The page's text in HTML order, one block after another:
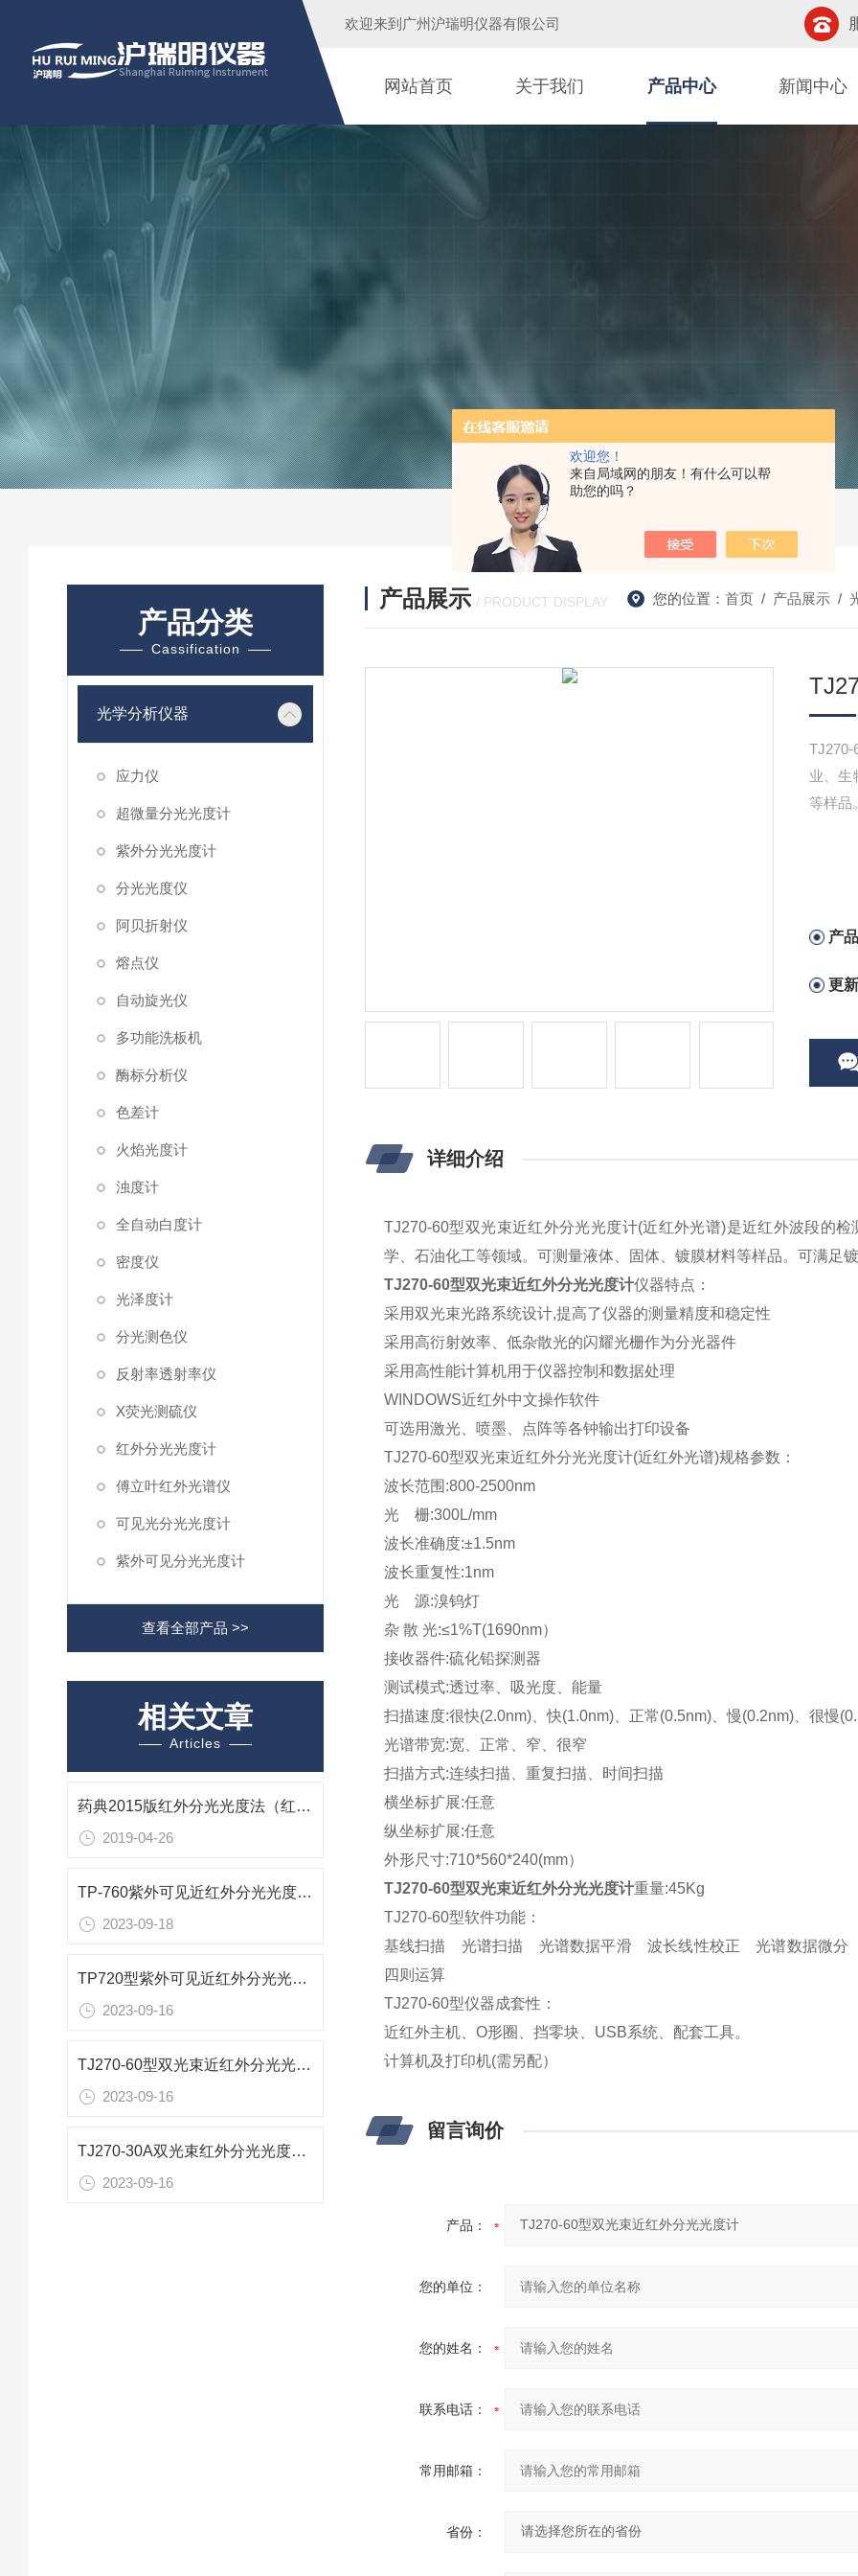
欢迎您！
来自局域网的朋友！有什么可以帮
助您的吗？
欢迎来到广州沪瑞明仪器有限公司
网站首页 关于我们 产品中心 新闻中心
产品分类
Cassification
光学分析仪器
应力仪
超微量分光光度计
紫外分光光度计
分光光度仪
阿贝折射仪
熔点仪
自动旋光仪
多功能洗板机
酶标分析仪
色差计
火焰光度计
浊度计
全自动白度计
密度仪
光泽度计
分光测色仪
反射率透射率仪
X荧光测硫仪
红外分光光度计
傅立叶红外光谱仪
可见光分光光度计
紫外可见分光光度计
查看全部产品 >>
相关文章
Articles
药典2015版红外分光光度法（红外分光光度计）
2019-04-26
TP-760紫外可见近红外分光光度计参数
2023-09-18
TP720型紫外可见近红外分光光度计技术参数
2023-09-16
TJ270-60型双光束近红外分光光度计技术参数
2023-09-16
TJ270-30A双光束红外分光光度计技术参数
2023-09-16
产品展示 / PRODUCT DISPLAY 您的位置： 首页/ 产品展示/
TJ270-
业、生
等样品
产
更
详细介绍
TJ270-60型双光束近红外分光光度计(近红外光谱)是近红外波段的
学、石油化工等领域。可测量液体、固体、镀膜材料等样品。可满足
TJ270-60型双光束近红外分光光度计仪器特点：
采用双光束光路系统设计,提高了仪器的测量精度和稳定性
采用高衍射效率、低杂散光的闪耀光栅作为分光器件
采用高性能计算机用于仪器控制和数据处理
WINDOWS近红外中文操作软件
可选用激光、喷墨、点阵等各钟输出打印设备
TJ270-60型双光束近红外分光光度计(近红外光谱)规格参数：
波长范围:800-2500nm
光 栅:300L/mm
波长准确度:±1.5nm
波长重复性:1nm
光 源:溴钨灯
杂 散 光:≤1%T(1690nm）
接收器件:硫化铅探测器
测试模式:透过率、吸光度、能量
扫描速度:很快(2.0nm)、快(1.0nm)、正常(0.5nm)、慢(0.2nm)、很慢
光谱带宽:宽、正常、窄、很窄
扫描方式:连续扫描、重复扫描、时间扫描
横坐标扩展:任意
纵坐标扩展:任意
外形尺寸:710*560*240(mm）
TJ270-60型双光束近红外分光光度计重量:45Kg
TJ270-60型软件功能：
基线扫描 光谱扫描 光谱数据平滑 波长线性校正 光谱数据微
四则运算
TJ270-60型仪器成套性：
近红外主机、O形圈、挡零块、USB系统、配套工具。
计算机及打印机(需另配）
留言询价
产品：
您的单位：
您的姓名：
联系电话：
常用邮箱：
省份：